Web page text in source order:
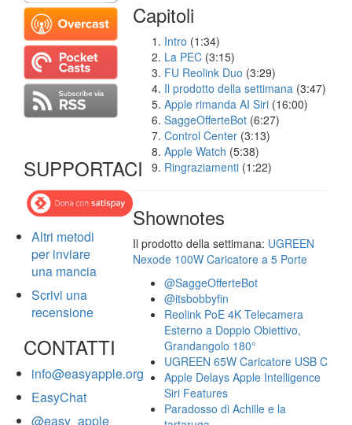
SUPPORTACI
Altri metodi
per inviare
una mancia
Scrivi una
recensione
CONTATTI
info@easyapple.org
EasyChat
@easy_apple
Capitoli
Intro (1:34)
La PEC (3:15)
FU Reolink Duo (3:29)
Il prodotto della settimana (3:47)
Apple rimanda AI Siri (16:00)
SaggeOfferteBot (6:27)
Control Center (3:13)
Apple Watch (5:38)
Ringraziamenti (1:22)
Shownotes
Il prodotto della settimana: UGREEN
Nexode 100W Caricatore a 5 Porte
@SaggeOfferteBot
@itsbobbyfin
Reolink PoE 4K Telecamera
Esterno a Doppio Obiettivo,
Grandangolo 180°
UGREEN 65W Caricatore USB C
Apple Delays Apple Intelligence
Siri Features
Paradosso di Achille e la